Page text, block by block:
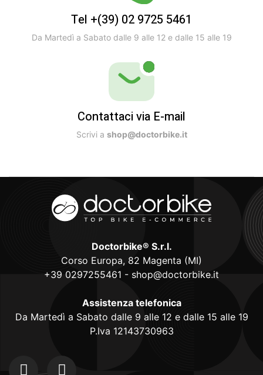
Tel +(39) 02 9725 5461
Da Martedì a Sabato dalle 9 alle 12 e dalle 15 alle 19
Contattaci via E-mail
Scrivi a shop@doctorbike.it
Doctorbike® S.r.l.
Corso Europa, 82 Magenta (MI)
+39 0297255461 - shop@doctorbike.it
Assistenza telefonica
Da Martedì a Sabato dalle 9 alle 12 e dalle 15 alle 19
P.Iva 12143730963